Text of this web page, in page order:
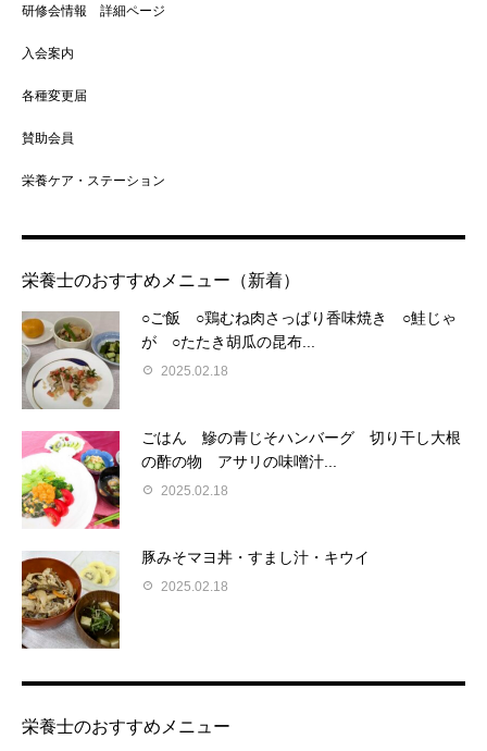
研修会情報 詳細ページ
入会案内
各種変更届
賛助会員
栄養ケア・ステーション
栄養士のおすすめメニュー（新着）
○ご飯 ○鶏むね肉さっぱり香味焼き ○鮭じゃ
が ○たたき胡瓜の昆布...
2025.02.18
ごはん 鰺の青じそハンバーグ 切り干し大根
の酢の物 アサリの味噌汁...
2025.02.18
豚みそマヨ丼・すまし汁・キウイ
2025.02.18
栄養士のおすすめメニュー